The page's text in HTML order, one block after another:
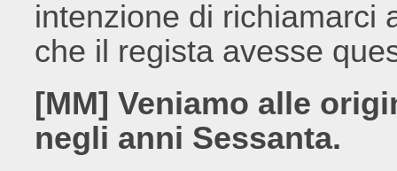
intenzione di richiamarci
che il regista avesse
[MM] Veniamo alle
negli anni Sessanta.